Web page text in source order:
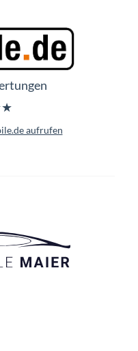
aufrufen